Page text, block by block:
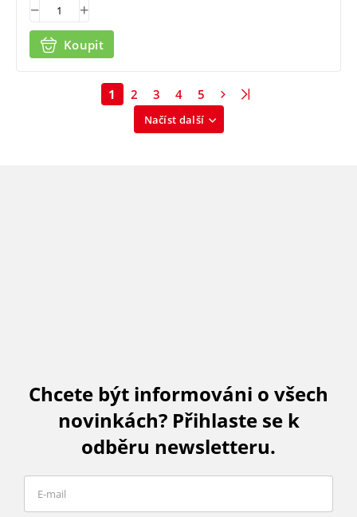
Koupit
Načíst další
1 2 3 4 5
Chcete být informováni o všech
novinkách? Přihlaste se k
odběru newsletteru.